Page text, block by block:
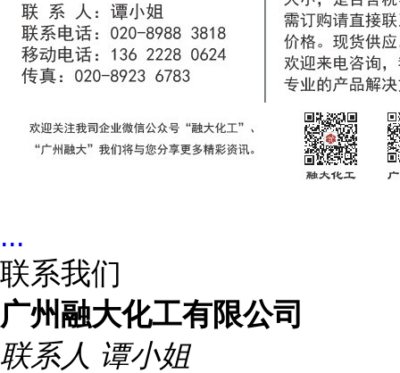
...
联系我们
广州融大化工有限公司
联系人 谭小姐